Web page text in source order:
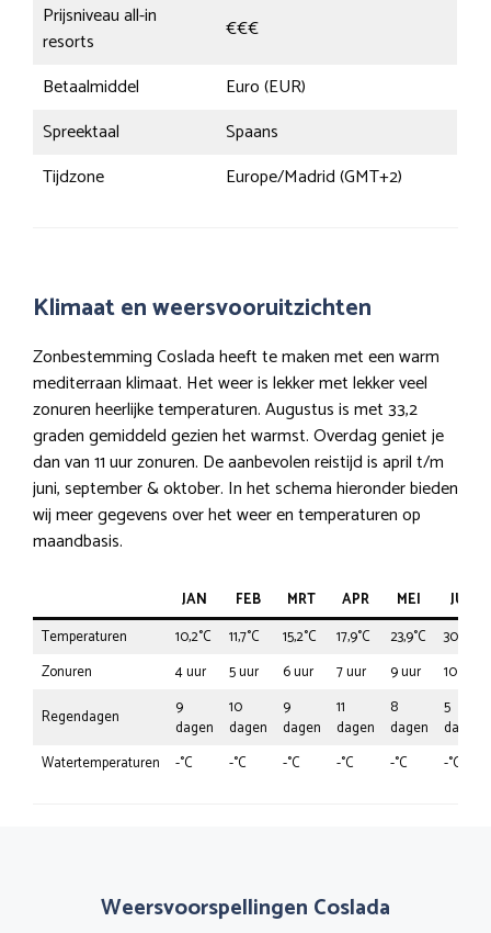
Prijsniveau all-in
resorts
€€€
Betaalmiddel
Euro (EUR)
Spreektaal
Spaans
Tijdzone
Europe/Madrid (GMT+2)
Klimaat en weersvooruitzichten
Zonbestemming Coslada heeft te maken met een warm
mediterraan klimaat. Het weer is lekker met lekker veel
zonuren heerlijke temperaturen. Augustus is met 33,2
graden gemiddeld gezien het warmst. Overdag geniet je
dan van 11 uur zonuren. De aanbevolen reistijd is april t/m
juni, september & oktober. In het schema hieronder bieden
wij meer gegevens over het weer en temperaturen op
maandbasis.
JAN FEB MRT APR MEI
JUN
Temperaturen
10,2°C 11,7°C 15,2°C 17,9°C 23,9°C
30,1°C
Zonuren
4 uur 5 uur 6 uur 7 uur 9 uur
10 uur
Regendagen
9
dagen
10
dagen
9
dagen
11
dagen
8
dagen
5
dagen
Watertemperaturen
-°C -°C -°C -°C -°C -°C
Weersvoorspellingen Coslada